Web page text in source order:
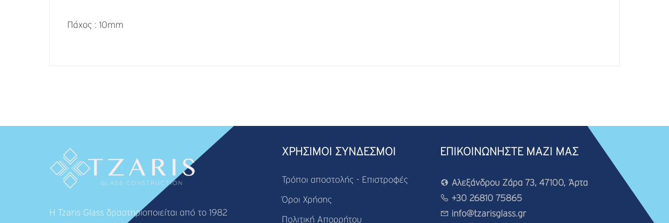
Πάχος : 10mm
Η Tzaris Glass δραστηριοποιείται από το 1982
ΧΡΗΣΙΜΟΙ ΣΥΝΔΕΣΜΟΙ
Τρόποι αποστολής - Επιστροφές
Όροι Χρήσης
Πολιτική Απορρήτου
ΕΠΙΚΟΙΝΩΝΗΣΤΕ ΜΑΖΙ ΜΑΣ
Αλεξάνδρου Ζάρα 73, 47100, Άρτα
+30 26810 75865
info@tzarisglass.gr